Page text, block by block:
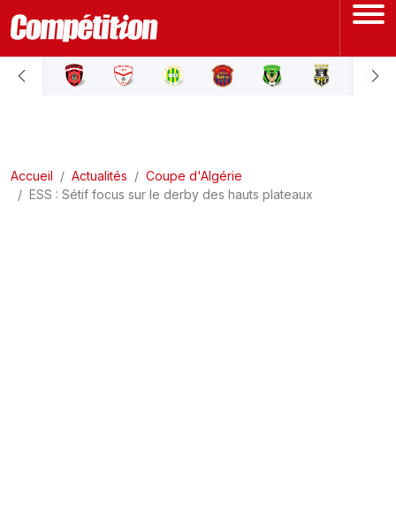
ACCUEIL
LIGUE 2
Accueil Actualités
Coupe d'Algérie
ESS : Sétif focus sur le derby des hauts plateaux